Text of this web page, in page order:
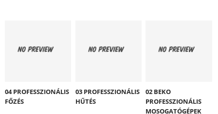
04 PROFESSZIONÁLIS
FŐZÉS
03 PROFESSZIONÁLIS
HŰTÉS
02 BEKO
PROFESSZIONÁLIS
MOSOGATÓGÉPEK